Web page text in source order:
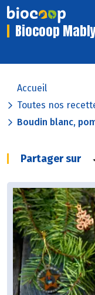
Biocoop
Accueil
Toutes nos
Boudin blanc,
Partager sur